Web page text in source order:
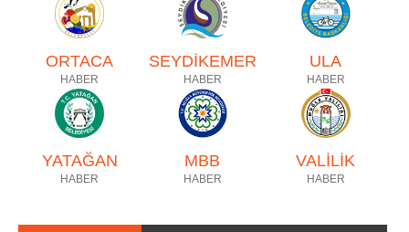
ORTACA
HABER
SEYDİKEMER
HABER
ULA
HABER
YATAĞAN
HABER
MBB
HABER
VALİLİK
HABER